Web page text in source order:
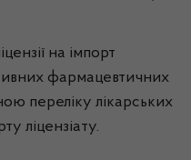
на імпорт
фармацевтичних
переліку лікарських
ліцензіату.